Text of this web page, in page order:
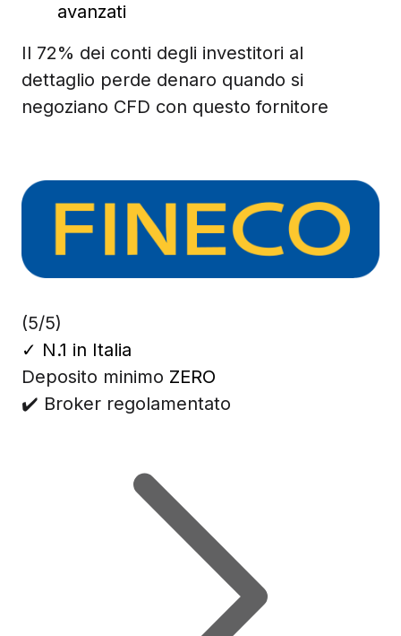
avanzati
Il 72% dei conti degli investitori al
dettaglio perde denaro quando si
negoziano CFD con questo fornitore
(5/5)
✓ N.1 in Italia
Deposito minimo ZERO
✔️ Broker regolamentato